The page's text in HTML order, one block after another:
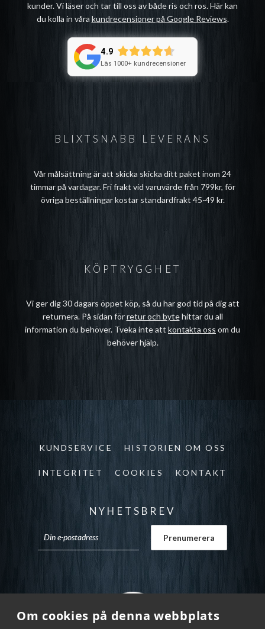
Om cookies på denna webbplats
BLIXTSNABB LEVERANS
Vår målsättning är att skicka skicka ditt paket inom 24
timmar på vardagar. Fri frakt vid varuvärde från 799kr, för
övriga beställningar kostar standardfrakt 45-49 kr.
kunder. Vi läser och tar till oss av både ris och ros. Här kan
du kolla in våra kundrecensioner på Google Reviews.
4.9
Läs 1000+ kundrecensioner
KÖPTRYGGHET
Vi ger dig 30 dagars öppet köp, så du har god tid på dig att
returnera. På sidan förretur och bytehittar du all
information du behöver. Tveka inte att kontakta oss om du
behöver hjälp.
KUNDSERVICE HISTORIEN OM OSS
INTEGRITET COOKIES KONTAKT
NYHETSBREV